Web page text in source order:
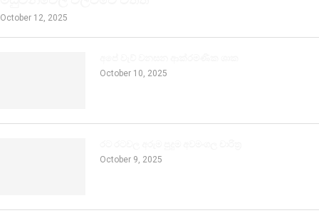
October 12, 2025
October 10, 2025
October 9, 2025